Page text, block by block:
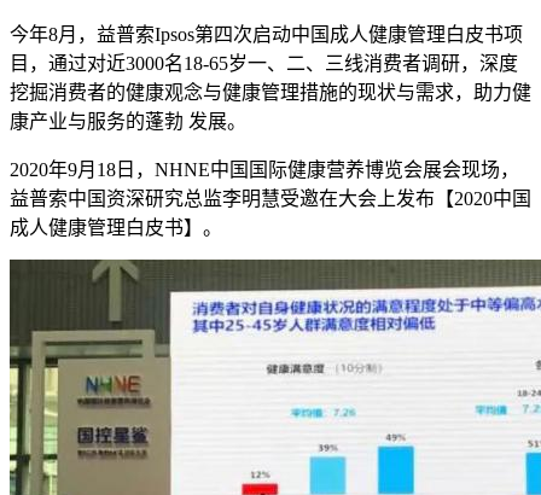
今年8月，益普索Ipsos第四次启动中国成人健康管理白皮书项
目，通过对近3000名18-65岁一、二、三线消费者调研，深度
挖掘消费者的健康观念与健康管理措施的现状与需求，助力健
康产业与服务的蓬勃 发展。
2020年9月18日，NHNE中国国际健康营养博览会展会现场，
益普索中国资深研究总监李明慧受邀在大会上发布【2020中国
成人健康管理白皮书】。